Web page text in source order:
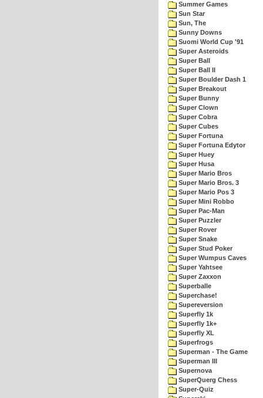
Summer Games
Sun Star
Sun, The
Sunny Downs
Suomi World Cup '91
Super Asteroids
Super Ball
Super Ball II
Super Boulder Dash 1
Super Breakout
Super Bunny
Super Clown
Super Cobra
Super Cubes
Super Fortuna
Super Fortuna Edytor
Super Huey
Super Husa
Super Mario Bros
Super Mario Bros. 3
Super Mario Pos 3
Super Mini Robbo
Super Pac-Man
Super Puzzler
Super Rover
Super Snake
Super Stud Poker
Super Wumpus Caves
Super Yahtsee
Super Zaxxon
Superballe
Superchase!
Supereversion
Superfly 1k
Superfly 1k+
Superfly XL
Superfrogs
Superman - The Game
Superman III
Supernova
SuperQuerg Chess
Super-Quiz